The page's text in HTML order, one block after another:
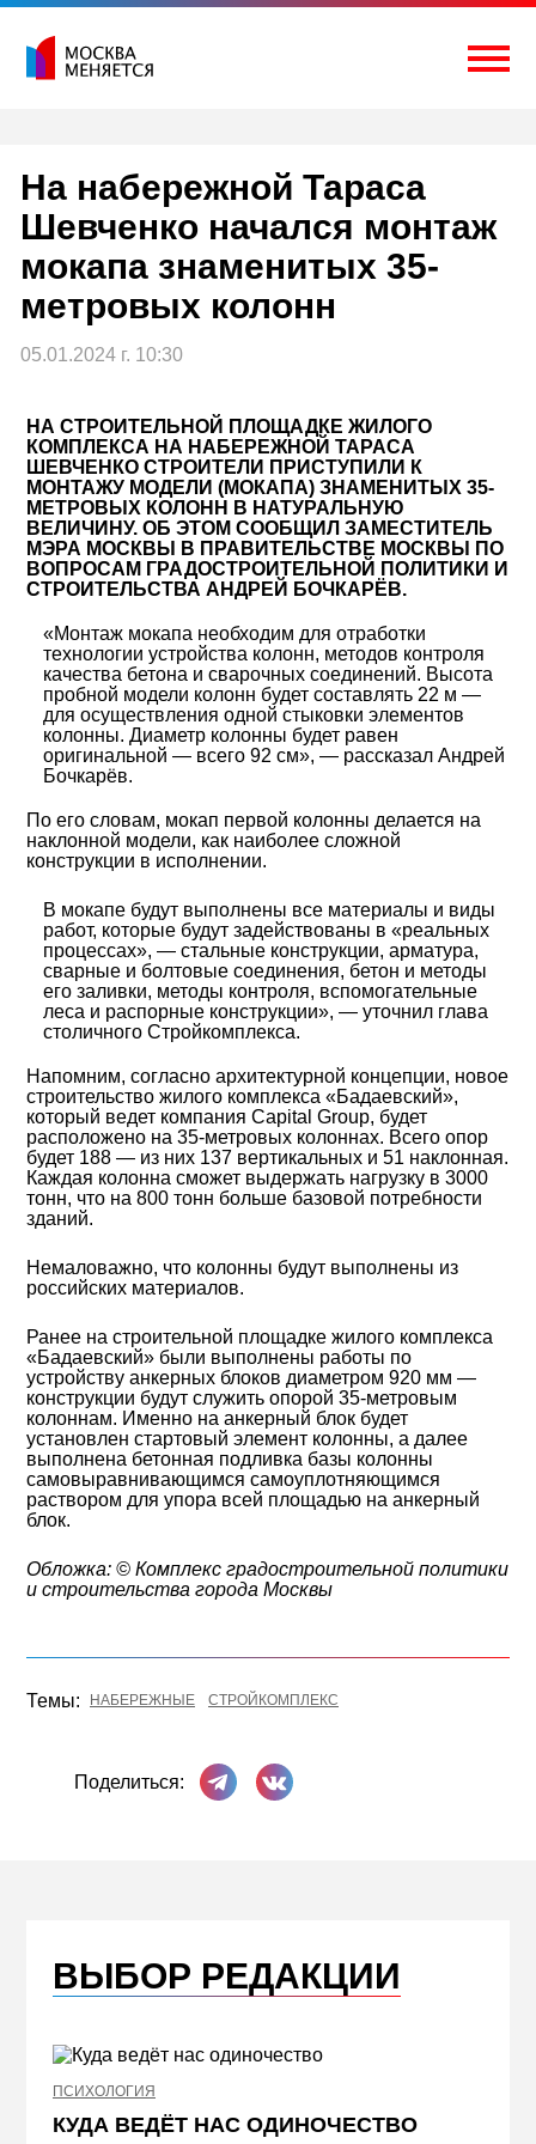
Перейти
содержимому
На набережной Тараса
Шевченко начался монтаж
мокапа знаменитых 35-
метровых колонн
05.01.2024 г. 10:30
НА СТРОИТЕЛЬНОЙ ПЛОЩАДКЕ ЖИЛОГО
КОМПЛЕКСА НА НАБЕРЕЖНОЙ ТАРАСА
ШЕВЧЕНКО СТРОИТЕЛИ ПРИСТУПИЛИ К
МОНТАЖУ МОДЕЛИ (МОКАПА) ЗНАМЕНИТЫХ 35-
МЕТРОВЫХ КОЛОНН В НАТУРАЛЬНУЮ
ВЕЛИЧИНУ. ОБ ЭТОМ СООБЩИЛ ЗАМЕСТИТЕЛЬ
МЭРА МОСКВЫ В ПРАВИТЕЛЬСТВЕ МОСКВЫ ПО
ВОПРОСАМ ГРАДОСТРОИТЕЛЬНОЙ ПОЛИТИКИ И
СТРОИТЕЛЬСТВА АНДРЕЙ БОЧКАРЁВ.
«Монтаж мокапа необходим для отработки
технологии устройства колонн, методов контроля
качества бетона и сварочных соединений. Высота
пробной модели колонн будет составлять 22 м —
для осуществления одной стыковки элементов
колонны. Диаметр колонны будет равен
оригинальной — всего 92 см», — рассказал Андрей
Бочкарёв.
По его словам, мокап первой колонны делается на
наклонной модели, как наиболее сложной
конструкции в исполнении.
В мокапе будут выполнены все материалы и виды
работ, которые будут задействованы в «реальных
процессах», — стальные конструкции, арматура,
сварные и болтовые соединения, бетон и методы
его заливки, методы контроля, вспомогательные
леса и распорные конструкции», — уточнил глава
столичного Стройкомплекса.
Напомним, согласно архитектурной концепции, новое
строительство жилого комплекса «Бадаевский»,
который ведет компания Capital Group, будет
расположено на 35-метровых колоннах. Всего опор
будет 188 — из них 137 вертикальных и 51 наклонная.
Каждая колонна сможет выдержать нагрузку в 3000
тонн, что на 800 тонн больше базовой потребности
зданий.
Немаловажно, что колонны будут выполнены из
российских материалов.
Ранее на строительной площадке жилого комплекса
«Бадаевский» были выполнены работы по
устройству анкерных блоков диаметром 920 мм —
конструкции будут служить опорой 35-метровым
колоннам. Именно на анкерный блок будет
установлен стартовый элемент колонны, а далее
выполнена бетонная подливка базы колонны
самовыравнивающимся самоуплотняющимся
раствором для упора всей площадью на анкерный
блок.
Обложка: © Комплекс градостроительной политики
и строительства города Москвы
Темы: НАБЕРЕЖНЫЕ СТРОЙКОМПЛЕКС
Поделиться:
Поделиться в Телеграме
Поделиться ВКонтакте
ВЫБОР РЕДАКЦИИ
ПСИХОЛОГИЯ
КУДА ВЕДЁТ НАС ОДИНОЧЕСТВО